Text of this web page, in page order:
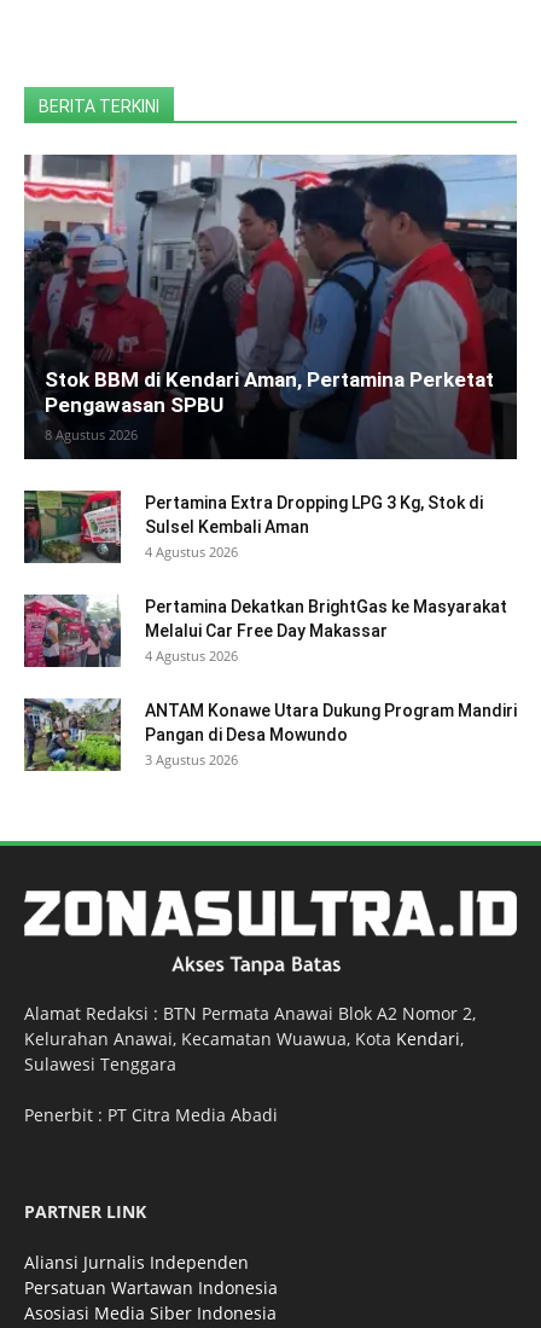
BERITA TERKINI
Stok BBM di Kendari Aman, Pertamina Perketat
Pengawasan SPBU
8 Agustus 2026
Pertamina Extra Dropping LPG 3 Kg, Stok di
Sulsel Kembali Aman
4 Agustus 2026
Pertamina Dekatkan BrightGas ke Masyarakat
Melalui Car Free Day Makassar
4 Agustus 2026
ANTAM Konawe Utara Dukung Program Mandiri
Pangan di Desa Mowundo
3 Agustus 2026
Alamat Redaksi : BTN Permata Anawai Blok A2 Nomor 2,
Kelurahan Anawai, Kecamatan Wuawua, Kota Kendari,
Sulawesi Tenggara
Penerbit : PT Citra Media Abadi
PARTNER LINK
Aliansi Jurnalis Independen
Persatuan Wartawan Indonesia
Asosiasi Media Siber Indonesia